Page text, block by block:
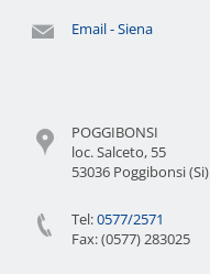
Email - Siena
POGGIBONSI
loc. Salceto, 55
53036 Poggibonsi (Si)
Tel:0577/2571
Fax: (0577) 283025